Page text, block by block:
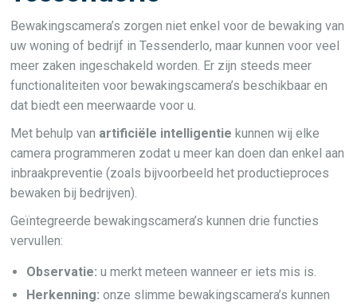
Bewakingscamera’s zorgen niet enkel voor de bewaking van
uw woning of bedrijf in Tessenderlo, maar kunnen voor veel
meer zaken ingeschakeld worden. Er zijn steeds meer
functionaliteiten voor bewakingscamera’s beschikbaar en
dat biedt een meerwaarde voor u.
Met behulp van artificiële intelligentie kunnen wij elke
camera programmeren zodat u meer kan doen dan enkel aan
inbraakpreventie (zoals bijvoorbeeld het productieproces
bewaken bij bedrijven).
Geïntegreerde bewakingscamera’s kunnen drie functies
vervullen:
Observatie: u merkt meteen wanneer er iets mis is.
Herkenning: onze slimme bewakingscamera’s kunnen